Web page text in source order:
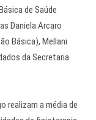
de Saúde
Daniela Arcaro
Básica), Mellani
da Secretaria
realizam a média de